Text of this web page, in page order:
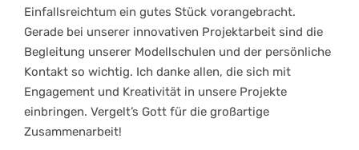
Einfallsreichtum ein gutes Stück vorangebracht.
Gerade bei unserer innovativen Projektarbeit sind die
Begleitung unserer Modellschulen und der persönliche
Kontakt so wichtig. Ich danke allen, die sich mit
Engagement und Kreativität in unsere Projekte
einbringen. Vergelt’s Gott für die großartige
Zusammenarbeit!